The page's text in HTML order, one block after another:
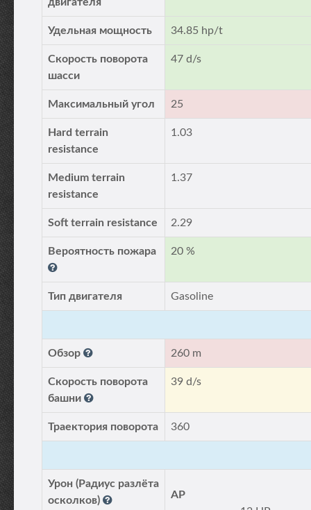
Удельная мощность 34.85 hp/t
Скорость поворота
шасси
47 d/s
Максимальный угол 25
Hard terrain
resistance
1.03
Medium terrain
resistance
1.37
Soft terrain resistance 2.29
Вероятность пожара 20 %
Тип двигателя Gasoline
Обзор 260 m
Скорость поворота
башни
39 d/s
Траектория поворота 360
Урон (Радиус разлёта
осколков)
AP